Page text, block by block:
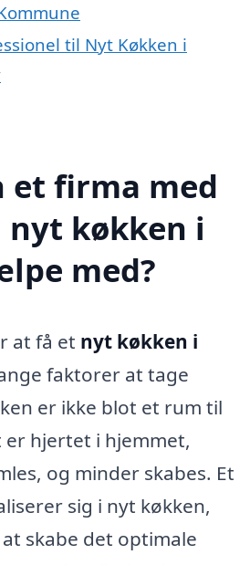
til Nyt Køkken i
et firma med
nyt køkken i
med?
at få et nyt køkken i
faktorer at tage
er ikke blot et rum til
hjertet i hjemmet,
og minder skabes. Et
sig i nyt køkken,
skabe det optimale